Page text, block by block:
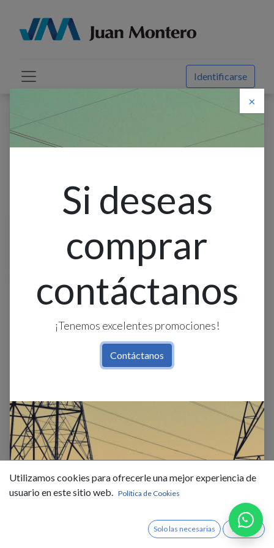
Identificarse
×
Si deseas
comprar
contáctanos
¡Tenemos excelentes promociones!
Contáctanos
Todos los productos Cachimba O Reversible 3''
Cachimba O Reversible 3''
$45,82 IVA Incluido
Existencias : 10.0
Utilizamos cookies para ofrecerle una mejor experiencia de
usuario en este sitio web. Política de Cookies
Solo las necesarias Acepto